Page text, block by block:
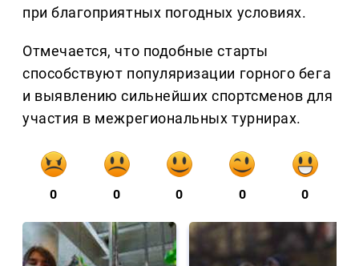
при благоприятных погодных условиях.
Отмечается, что подобные старты
способствуют популяризации горного бега
и выявлению сильнейших спортсменов для
участия в межрегиональных турнирах.
0 0 0 0 0